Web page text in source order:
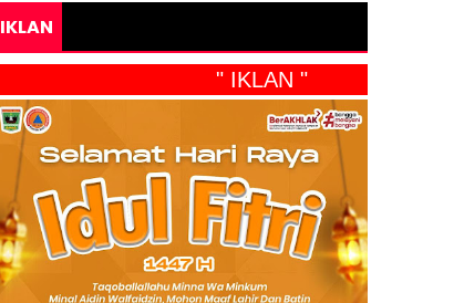
IKLAN
" IKLAN "